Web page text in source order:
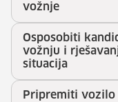
vožnje
Osposobiti
vožnju i
situacija
Pripremiti vozilo